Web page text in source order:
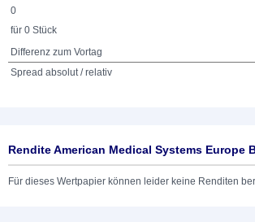
0
für 0 Stück
Differenz zum Vortag
Spread absolut / relativ
Rendite American Medical Systems Europe
Für dieses Wertpapier können leider keine Renditen